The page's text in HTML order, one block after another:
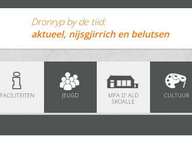
Dronryp by de tiid:
aktueel, nijsgjirrich en belutsen
FACILITEITEN JEUGD
MFA D' ALD
SKOALLE
CULTUUR